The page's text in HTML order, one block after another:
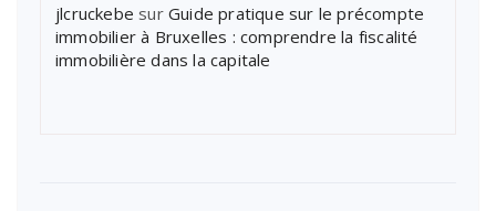
jlcruckebe sur Guide pratique sur le précompte
immobilier à Bruxelles : comprendre la fiscalité
immobilière dans la capitale